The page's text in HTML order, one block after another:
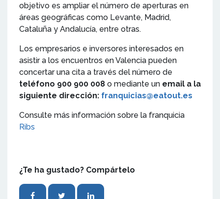
objetivo es ampliar el número de aperturas en
áreas geográficas como Levante, Madrid,
Cataluña y Andalucía, entre otras.
Los empresarios e inversores interesados en
asistir a los encuentros en Valencia pueden
concertar una cita a través del número de
teléfono 900 900 008 o mediante un email a la
siguiente dirección: franquicias@eatout.es
Consulte más información sobre la franquicia
Ribs
¿Te ha gustado? Compártelo